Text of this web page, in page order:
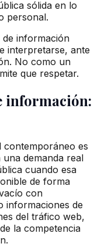
sólida en lo
personal.
de información
interpretarse, ante
No como un
que respetar.
información:
contemporáneo es
demanda real
cuando esa
de forma
con
informaciones de
del tráfico web,
la competencia